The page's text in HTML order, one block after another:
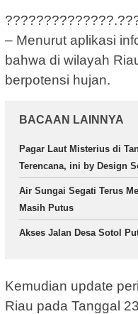
– Menurut aplikasi
bahwa di wilayah
berpotensi hujan.
BACAAN LAINNYA
Pagar Laut Misterius di
Terencana, ini by Design
Air Sungai Segati Terus
Masih Putus
Akses Jalan Desa Sotol
Kemudian update
Riau pada Tanggal